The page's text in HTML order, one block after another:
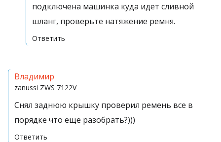
подключена машинка куда идет сливной
шланг, проверьте натяжение ремня.
Ответить
Владимир
zanussi ZWS 7122V
Снял заднюю крышку проверил ремень все в
порядке что еще разобрать?)))
Ответить